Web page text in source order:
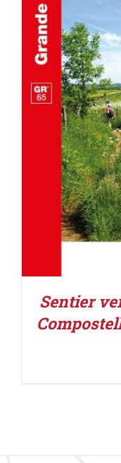
Sentier